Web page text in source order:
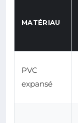
MATÉRIAU
PVC
expansé